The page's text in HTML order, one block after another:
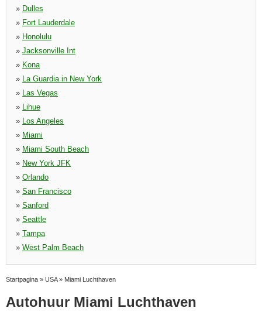
» Dulles
» Fort Lauderdale
» Honolulu
» Jacksonville Int
» Kona
» La Guardia in New York
» Las Vegas
» Lihue
» Los Angeles
» Miami
» Miami South Beach
» New York JFK
» Orlando
» San Francisco
» Sanford
» Seattle
» Tampa
» West Palm Beach
Startpagina » USA» Miami Luchthaven
Autohuur Miami Luchthaven